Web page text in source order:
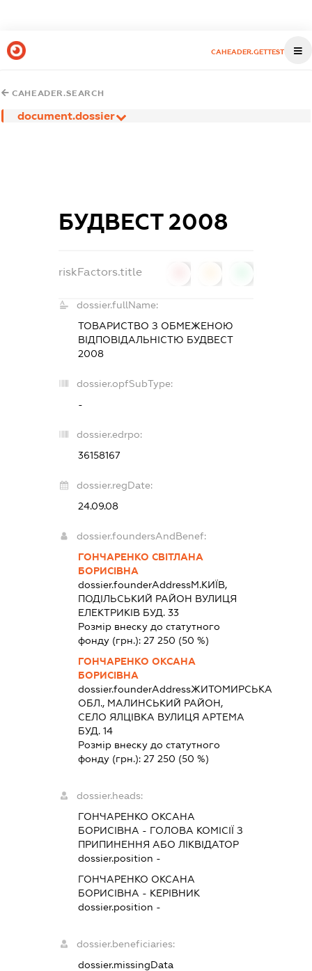
CAHEADER.GETTEST
CAHEADER.SEARCH
document.dossier
БУДВЕСТ 2008
riskFactors.title
dossier.fullName:
ТОВАРИСТВО З ОБМЕЖЕНОЮ
ВІДПОВІДАЛЬНІСТЮ БУДВЕСТ
2008
dossier.opfSubType:
-
dossier.edrpo:
36158167
dossier.regDate:
24.09.08
dossier.foundersAndBenef:
ГОНЧАРЕНКО СВІТЛАНА
БОРИСІВНА
dossier.founderAddressМ.КИЇВ,
ПОДІЛЬСЬКИЙ РАЙОН ВУЛИЦЯ
ЕЛЕКТРИКІВ БУД. 33
Розмір внеску до статутного
фонду (грн.): 27 250 (50 %)
ГОНЧАРЕНКО ОКСАНА
БОРИСІВНА
dossier.founderAddressЖИТОМИРСЬКА
ОБЛ., МАЛИНСЬКИЙ РАЙОН,
СЕЛО ЯЛЦІВКА ВУЛИЦЯ АРТЕМА
БУД. 14
Розмір внеску до статутного
фонду (грн.): 27 250 (50 %)
dossier.heads:
ГОНЧАРЕНКО ОКСАНА
БОРИСІВНА - ГОЛОВА КОМІСІЇ З
ПРИПИНЕННЯ АБО ЛІКВІДАТОР
dossier.position -
ГОНЧАРЕНКО ОКСАНА
БОРИСІВНА - КЕРІВНИК
dossier.position -
dossier.beneficiaries:
dossier.missingData